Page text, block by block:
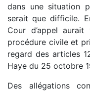
dans une situation
serait que difficile.
Cour d’appel
procédure civile et
regard des articles
Haye du 25 octobre
Des allégations